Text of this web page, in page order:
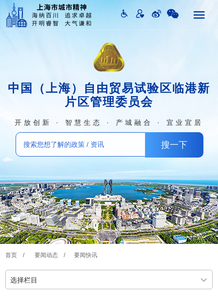
中国（上海）自由贸易试验区临港新
片区管理委员会
开放创新 · 智慧生态 · 产城融合 · 宜业宜居
首页 / 要闻动态 / 要闻快讯
选择栏目